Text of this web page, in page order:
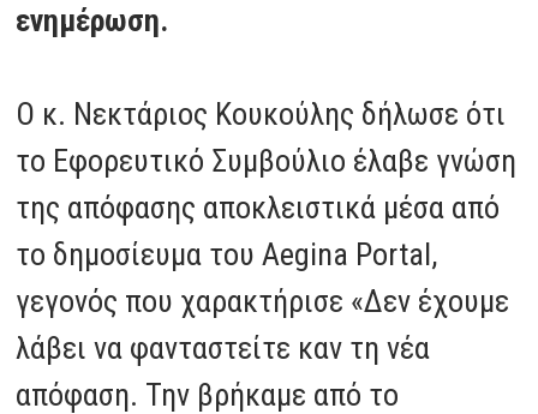
ενημέρωση.
Ο κ. Νεκτάριος Κουκούλης δήλωσε ότι
το Εφορευτικό Συμβούλιο έλαβε γνώση
της απόφασης αποκλειστικά μέσα από
το δημοσίευμα του Aegina Portal,
γεγονός που χαρακτήρισε «Δεν έχουμε
λάβει να φανταστείτε καν τη νέα
απόφαση. Την βρήκαμε από το